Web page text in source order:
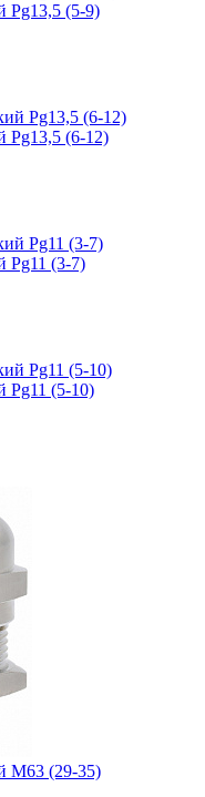
Pg13,5 (5-9)
Pg13,5 (6-12)
Pg11 (3-7)
Pg11 (5-10)
М63 (29-35)